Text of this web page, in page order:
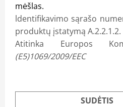
mėšlas.
ldentifikavimo sąrašo
produktų įstatymą A.2.2.1.2.
Atitinka Europos
(E5)1069/2009/EEC
SUDĖTIS